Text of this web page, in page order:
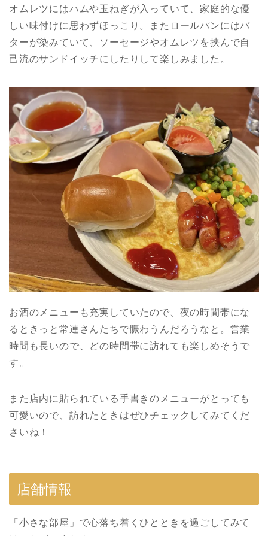
オムレツにはハムや玉ねぎが入っていて、家庭的な優
しい味付けに思わずほっこり。またロールパンにはバ
ターが染みていて、ソーセージやオムレツを挟んで自
己流のサンドイッチにしたりして楽しみました。
お酒のメニューも充実していたので、夜の時間帯にな
るときっと常連さんたちで賑わうんだろうなと。営業
時間も長いので、どの時間帯に訪れても楽しめそうで
す。
また店内に貼られている手書きのメニューがとっても
可愛いので、訪れたときはぜひチェックしてみてくだ
さいね！
店舗情報
「小さな部屋」で心落ち着くひとときを過ごしてみて